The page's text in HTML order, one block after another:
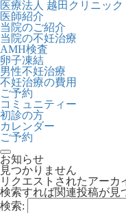
医療法人 越田クリニック
医師紹介
当院のご紹介
当院の不妊治療
AMH検査
卵子凍結
男性不妊治療
不妊治療の費用
ご予約
コミュニティー
初診の方
カレンダー
ご予約
toggle navigation
お知らせ
見つかりません
リクエストされたアーカ
検索すれば関連投稿が見
検索: